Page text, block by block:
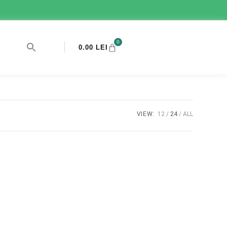
0.00 LEI
0
VIEW: 12 24 ALL